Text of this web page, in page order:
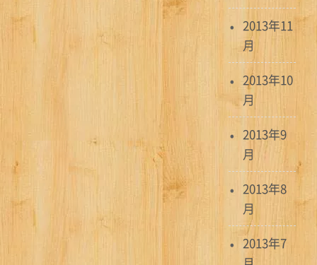
2013年11
月
2013年10
月
2013年9
月
2013年8
月
2013年7